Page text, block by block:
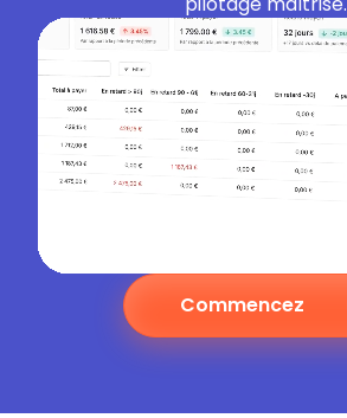
Commencez